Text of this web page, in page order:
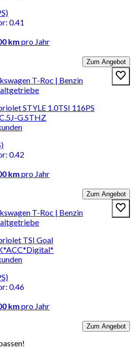
: 0.41
km pro Jahr
Zum Angebot
T-Roc | Benzin
STYLE 1.0TSI 116PS
G.STHZ
: 0.42
km pro Jahr
Zum Angebot
T-Roc | Benzin
TSI Goal
: 0.46
km pro Jahr
Zum Angebot